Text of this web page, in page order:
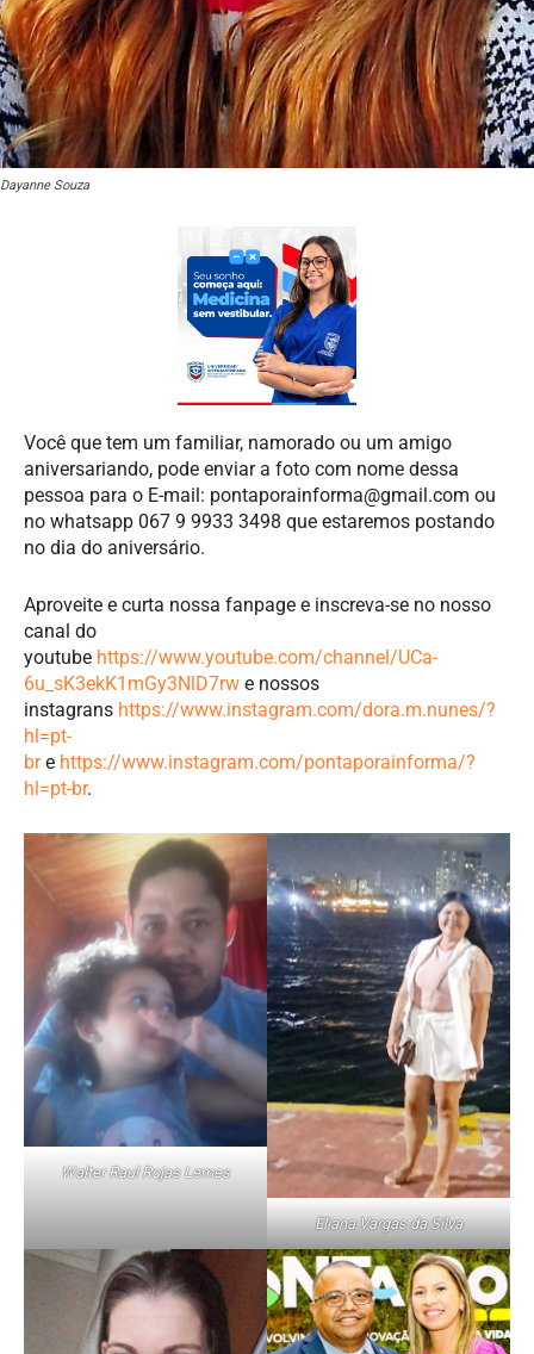
Dayanne Souza
Você que tem um familiar, namorado ou um amigo
aniversariando, pode enviar a foto com nome dessa
pessoa para o E-mail: pontaporainforma@gmail.com ou
no whatsapp 067 9 9933 3498 que estaremos postando
no dia do aniversário.
Aproveite e curta nossa fanpage e inscreva-se no nosso
canal do
youtube https://www.youtube.com/channel/UCa-
6u_sK3ekK1mGy3NlD7rw e nossos
instagrans https://www.instagram.com/dora.m.nunes/?
hl=pt-
bre https://www.instagram.com/pontaporainforma/?
hl=pt-br.
Walter Raul Rojas Lemes
Eliana Vargas da Silva